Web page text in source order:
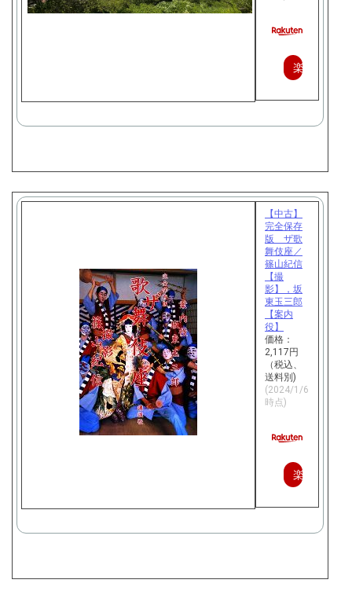
楽
入
【中古】
完全保存
版 ザ歌
舞伎座／
篠山紀信
【撮
影】，坂
東玉三郎
【案内
役】
価格：
2,117円
（税込、
送料別)
(2024/1/6
時点)
楽
入